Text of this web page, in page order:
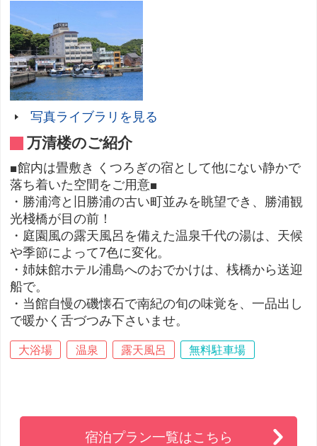
写真ライブラリを見る
万清楼のご紹介
■館内は畳敷き くつろぎの宿として他にない静かで
落ち着いた空間をご用意■
・勝浦湾と旧勝浦の古い町並みを眺望でき、勝浦観
光棧橋が目の前！
・庭園風の露天風呂を備えた温泉千代の湯は、天候
や季節によって7色に変化。
・姉妹館ホテル浦島へのおでかけは、桟橋から送迎
船で。
・当館自慢の磯懐石で南紀の旬の味覚を、一品出し
で暖かく舌づつみ下さいませ。
大浴場 温泉 露天風呂 無料駐車場
宿泊プラン一覧はこちら